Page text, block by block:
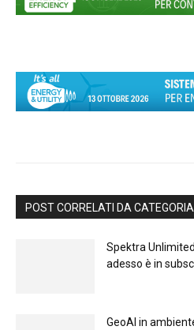
POST CORRELATI DA CATEGORIA
Spektra
adesso è in
GeoAI in